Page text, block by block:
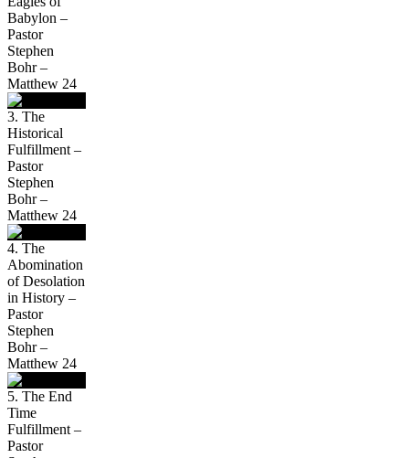
Babylon –
Pastor
Stephen
Bohr –
Matthew 24
3. The
Historical
Fulfillment –
Pastor
Stephen
Bohr –
Matthew 24
4. The
Abomination
of Desolation
in History –
Pastor
Stephen
Bohr –
Matthew 24
5. The End
Time
Fulfillment –
Pastor